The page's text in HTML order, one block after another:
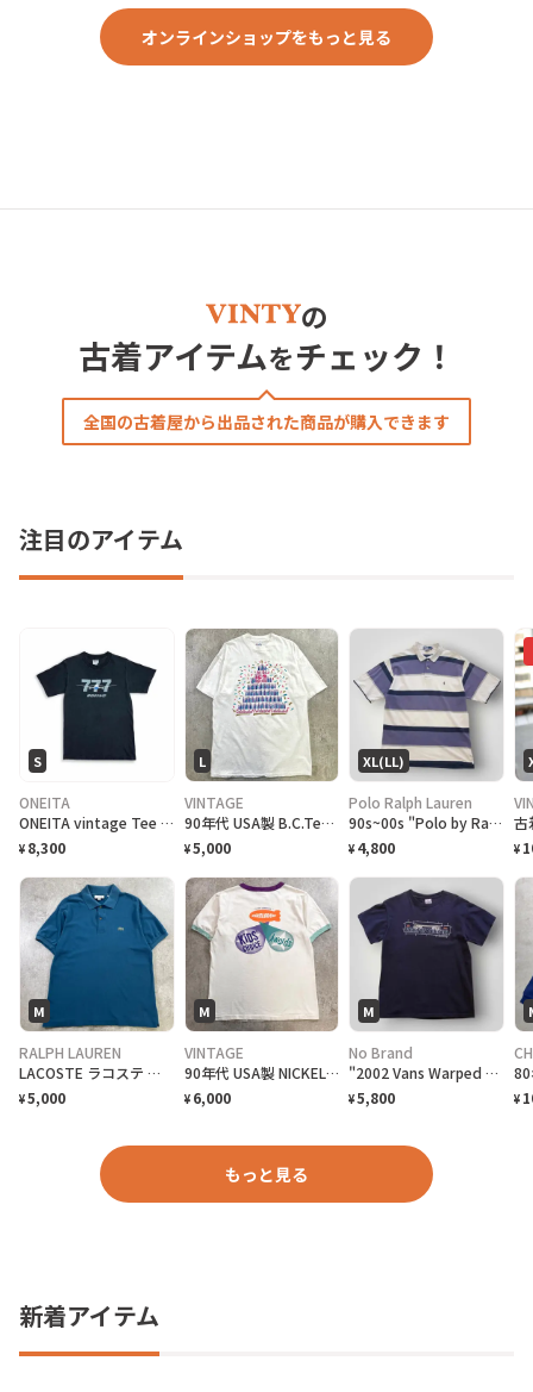
オンラインショップをもっと見る
の
古着アイテムをチェック！
全国の古着屋から出品された商品が購入できます
注目のアイテム
S
ONEITA
ONEITA vintage Tee シングルステッチ Tシャツ BOEING ボーイング
¥ 8,300
L
VINTAGE
90年代 USA製 B.C.Tee celebrate アートプリントTシャツ メンズL相当 古着 90s VINTAGE ヴィンテージ カナダ BC州 100周年記念 シングルステッチ 白色
¥5,000
XL(LL)
Polo Ralph Lauren
90s~00s "Polo by Ralph Lauren" S/S Border Polo Shirt ラルフローレン ボーダー ポロシャツ [XL]
¥ 4,800 ¥
M
RALPH LAUREN
LACOSTE ラコステ 半袖ポロシャツ 無地 メンズM相当 古着 CLASSIC FIT ワンポイントロゴ刺繍 青色 ディープブルー
¥5,000
M
VINTAGE
90年代 USA製 NICKELODEO KID'S CHOICE AWARDS リンガーTシャツ メンズM 古着 1997 90s VINTAGE ヴィンテージ ニコロデオン キッズチョイスアワード バックプリント 裾シングルステッチ 白色
¥ 6,000
M
No Brand
"2002 Vans Warped Tour" T-Shirt バンズ ワープドツアーTシャツ [M]
¥5,800 ¥
もっと見る
新着アイテム